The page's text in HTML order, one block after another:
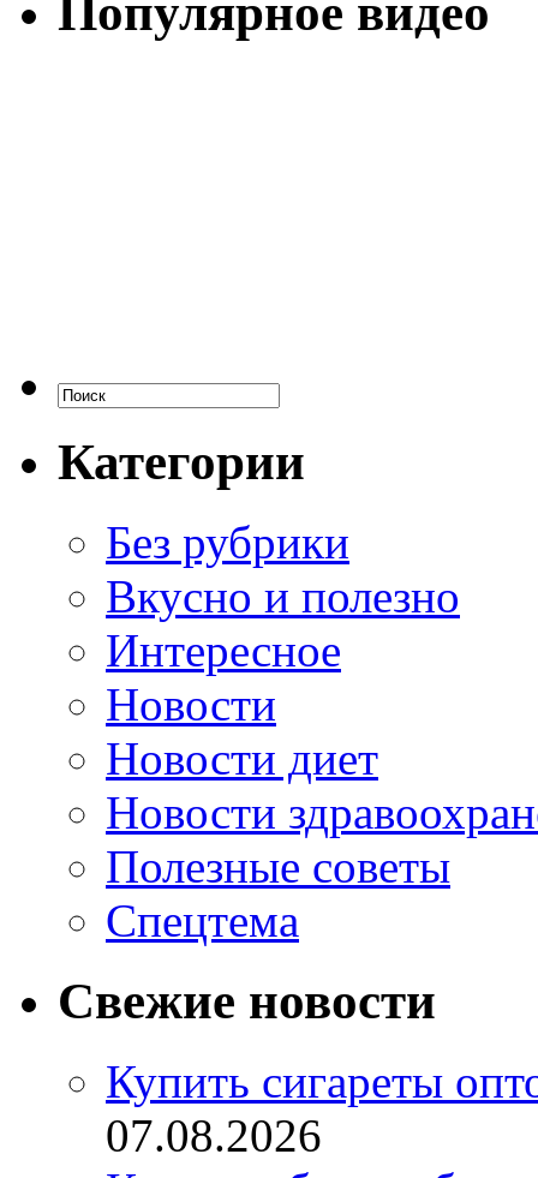
Популярное видео
Категории
Без рубрики
Вкусно и полезно
Интересное
Новости
Новости диет
Новости
Полезные советы
Спецтема
Свежие новости
Купить сигареты
07.08.2026